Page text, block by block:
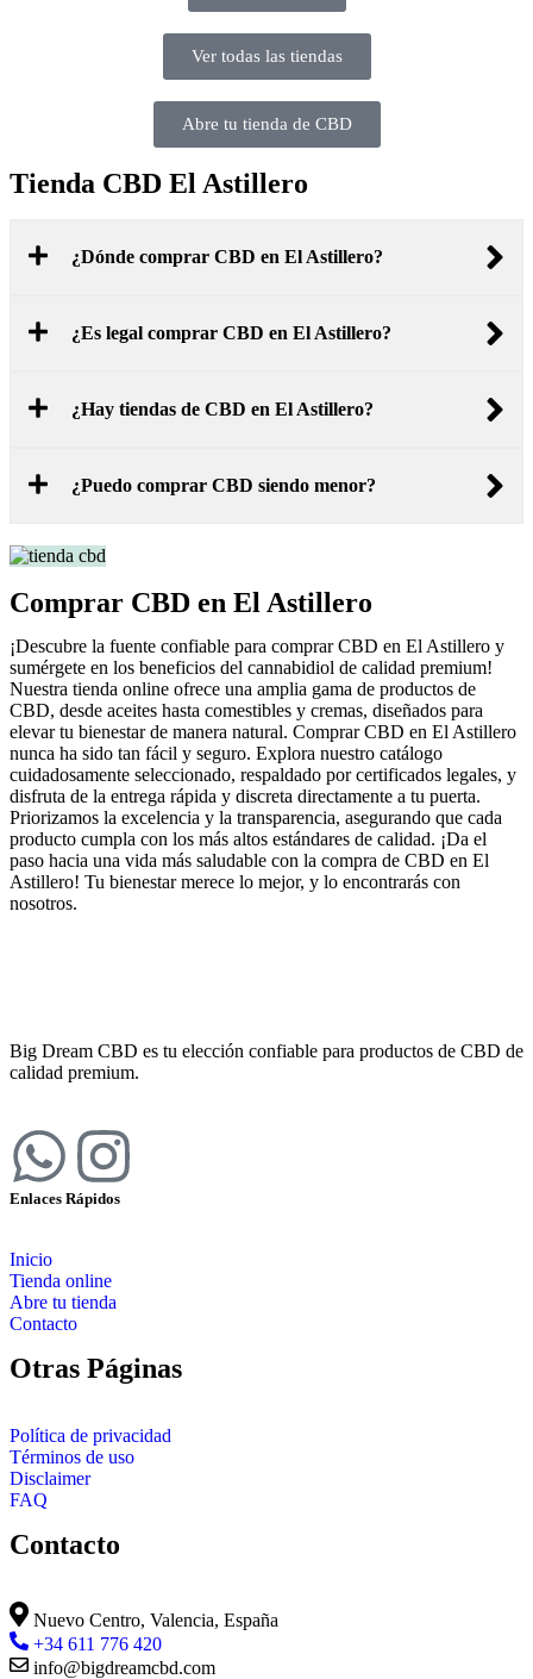
Ver todas las tiendas
Abre tu tienda de CBD
Tienda CBD El Astillero
¿Dónde comprar CBD en El Astillero?
¿Es legal comprar CBD en El Astillero?
¿Hay tiendas de CBD en El Astillero?
¿Puedo comprar CBD siendo menor?
Comprar CBD en El Astillero
¡Descubre la fuente confiable para comprar CBD en El Astillero y
sumérgete en los beneficios del cannabidiol de calidad premium!
Nuestra tienda online ofrece una amplia gama de productos de
CBD, desde aceites hasta comestibles y cremas, diseñados para
elevar tu bienestar de manera natural. Comprar CBD en El Astillero
nunca ha sido tan fácil y seguro. Explora nuestro catálogo
cuidadosamente seleccionado, respaldado por certificados legales, y
disfruta de la entrega rápida y discreta directamente a tu puerta.
Priorizamos la excelencia y la transparencia, asegurando que cada
producto cumpla con los más altos estándares de calidad. ¡Da el
paso hacia una vida más saludable con la compra de CBD en El
Astillero! Tu bienestar merece lo mejor, y lo encontrarás con
nosotros.
Big Dream CBD es tu elección confiable para productos de CBD de
calidad premium.
Enlaces Rápidos
Inicio
Tienda online
Abre tu tienda
Contacto
Otras Páginas
Política de privacidad
Términos de uso
Disclaimer
FAQ
Contacto
Nuevo Centro, Valencia, España
+34 611 776 420
info@bigdreamcbd.com